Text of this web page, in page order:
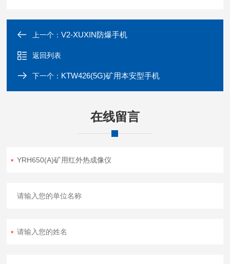
上一个：V2-XUXIN防爆手机
返回列表
下一个： KTW426(5G)矿用本安型手机
在线留言